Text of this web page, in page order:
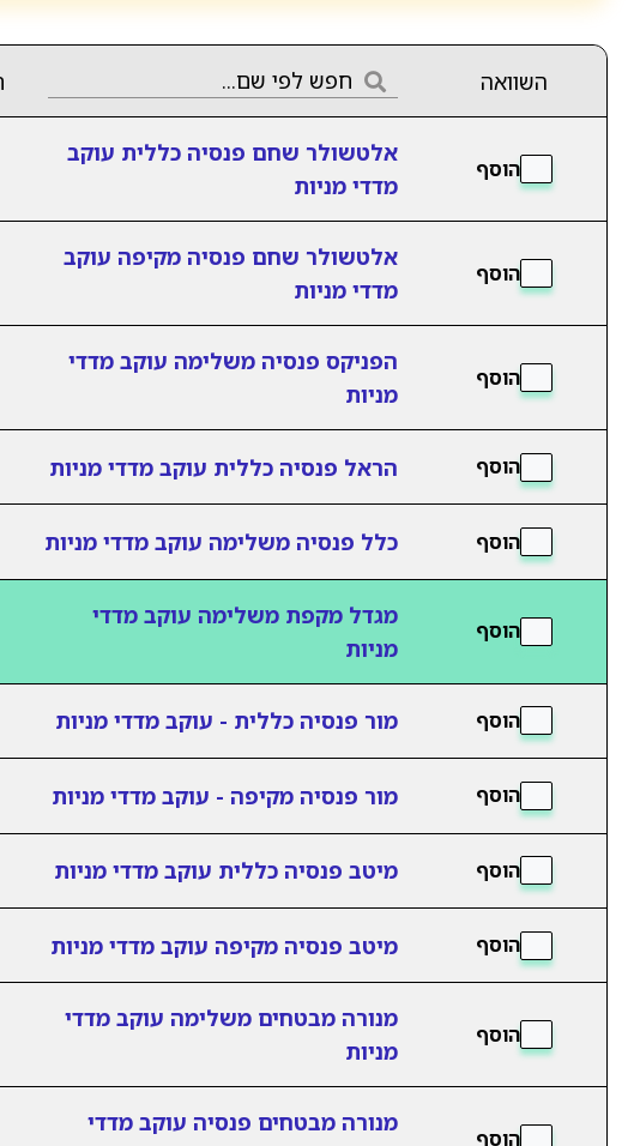
השוואה
הוסף
אלטשולר שחם פנסיה כללית עוקב
מדדי מניות
הוסף
אלטשולר שחם פנסיה מקיפה עוקב
מדדי מניות
הוסף
הפניקס פנסיה משלימה עוקב מדדי
מניות
הוסף הראל פנסיה כללית עוקב מדדי מניות
הוסף כלל פנסיה משלימה עוקב מדדי מניות
הוסף
מגדל מקפת משלימה עוקב מדדי
מניות
הוסף מור פנסיה כללית - עוקב מדדי מניות
הוסף מור פנסיה מקיפה - עוקב מדדי מניות
הוסף מיטב פנסיה כללית עוקב מדדי מניות
הוסף מיטב פנסיה מקיפה עוקב מדדי מניות
הוסף
מנורה מבטחים משלימה עוקב מדדי
מניות
הוסף
מנורה מבטחים פנסיה עוקב מדדי